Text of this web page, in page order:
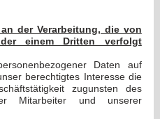
der Verarbeitung, die von
einem Dritten verfolgt
Daten auf
berechtigtes Interesse die
zugunsten des
Mitarbeiter und unserer